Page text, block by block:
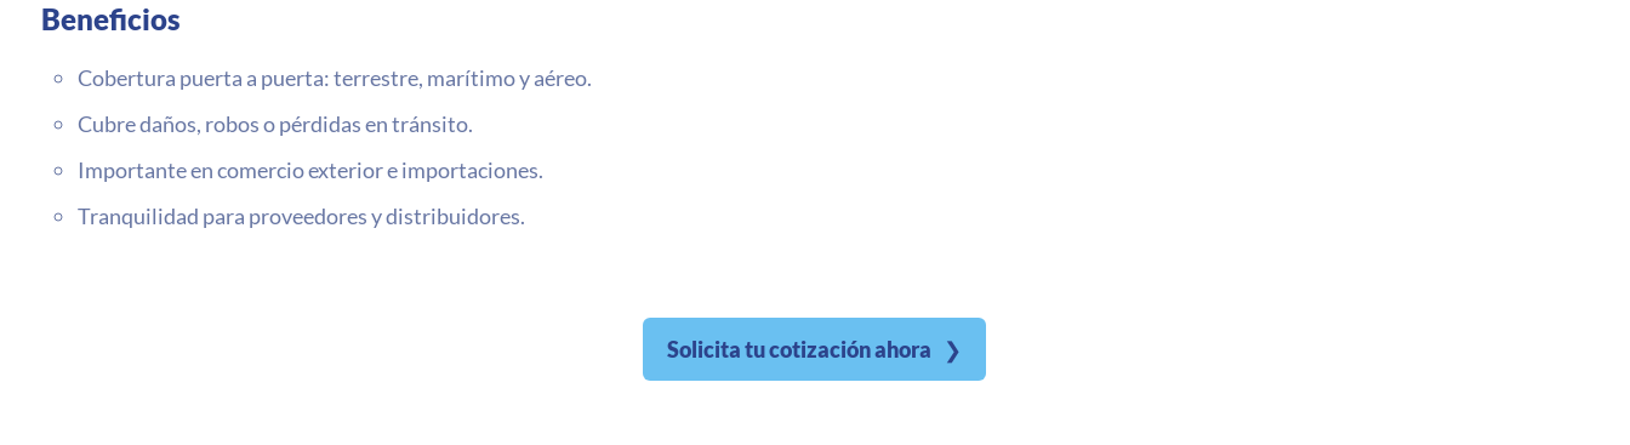
Beneficios
Cobertura puerta a puerta: terrestre, marítimo y aéreo.
Cubre daños, robos o pérdidas en tránsito.
Importante en comercio exterior e importaciones.
Tranquilidad para proveedores y distribuidores.
Solicita tu cotización ahora ❯